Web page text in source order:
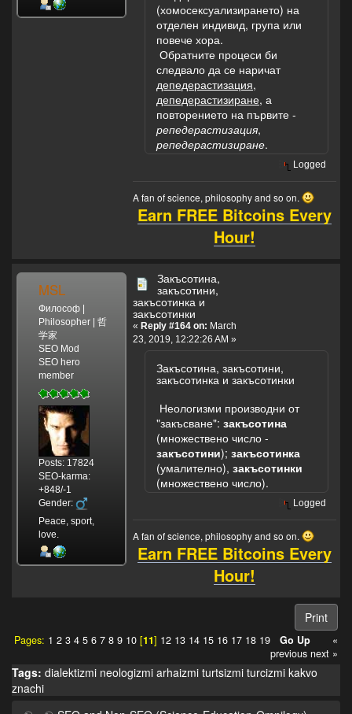
(хомосексуализирането) на
отделен индивид, група или
повече хора.
Обратните процеси би
следвало да се наричат
депедерастизация,
депедерастизиране, а
повторението на първите -
репедерастизация,
репедерастизиране.
Logged
A fan of science, philosophy and so on.
Earn FREE Bitcoins Every
Hour!
MSL
Философ |
Philosopher | 哲
学家
SEO Mod
SEO hero
member
Posts: 17824
SEO-karma:
+848/-1
Gender:
Peace, sport,
love.
Закъсотина,
закъсотини,
закъсотинка и
закъсотинки
« Reply #164 on: March
23, 2019, 12:22:26 AM »
Закъсотина, закъсотини,
закъсотинка и закъсотинки
Неологизми производни от
"закъсване": закъсотина
(множествено число -
закъсотини); закъсотинка
(умалително), закъсотинки
(множествено число).
Logged
A fan of science, philosophy and so on.
Earn FREE Bitcoins Every
Hour!
Print
Pages: 1 2 3 4 5 6 7 8 9 10[11] 12 13 14 15 16 17 18 19 Go Up
«
previous next »
Tags: dialektizmi neologizmi arhaizmi turtsizmi turcizmi kakvo
znachi